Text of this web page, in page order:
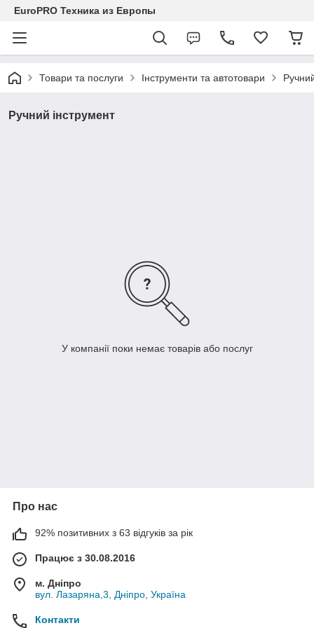
EuroPRO Техника из Европы
Товари та послуги Інструменти та автотовари
Ручний інструмент
У компанії поки немає товарів або послуг
Про нас
92% позитивних з 63 відгуків за рік
Працює з 30.08.2016
м. Дніпро
вул. Лазаряна,3, Дніпро, Україна
Контакти